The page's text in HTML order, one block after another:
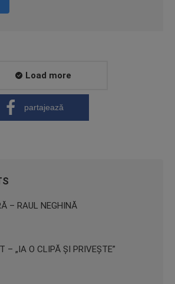
Load more
partajează
– RAUL NEGHINĂ
– „IA O CLIPĂ ȘI PRIVEȘTE”